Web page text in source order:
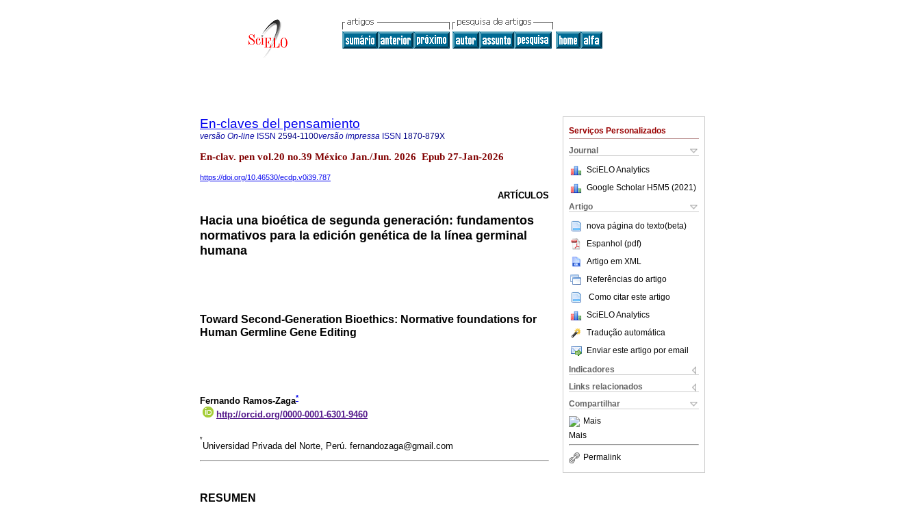
Serviços Personalizados
Journal
SciELO Analytics
Google Scholar H5M5 (2021 )
Artigo
nova página do texto(beta)
Espanhol (pdf)
Artigo em XML
Referências do artigo
Como citar este artigo
SciELO Analytics
Tradução automática
Enviar este artigo por email
Indicadores
Links relacionados
Compartilhar
Mais
Mais
Permalink
En-claves del pensamiento
versão On-line ISSN 2594-1100versão impressa ISSN 1870-879X
En-clav. pen vol.20 no.39 México Jan./Jun. 2026 Epub 27-Jan-2026
https://doi.org/10.46530/ecdp.v0i39.787
ARTÍCULOS
Hacia una bioética de segunda generación: fundamentos
normativos para la edición genética de la línea germinal
humana
Toward Second-Generation Bioethics: Normative foundations for
Human Germline Gene Editing
Fernando Ramos-Zaga*
http://orcid.org/0000-0001-6301-9460
*
Universidad Privada del Norte, Perú. fernandozaga@gmail.com
RESUMEN